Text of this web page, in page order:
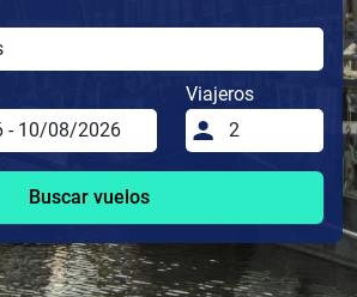
Viajeros
Buscar vuelos